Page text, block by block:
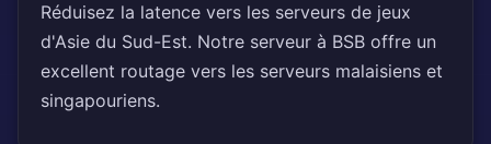
Réduisez la latence vers les serveurs de jeux
d'Asie du Sud-Est. Notre serveur à BSB offre un
excellent routage vers les serveurs malaisiens et
singapouriens.